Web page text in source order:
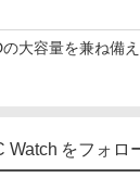
大容量を兼ね備
Watch をフォロ